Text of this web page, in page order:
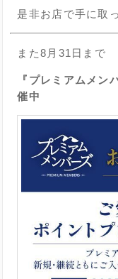
是非お店で手に取
また8月31日まで
『プレミアムメン
催中